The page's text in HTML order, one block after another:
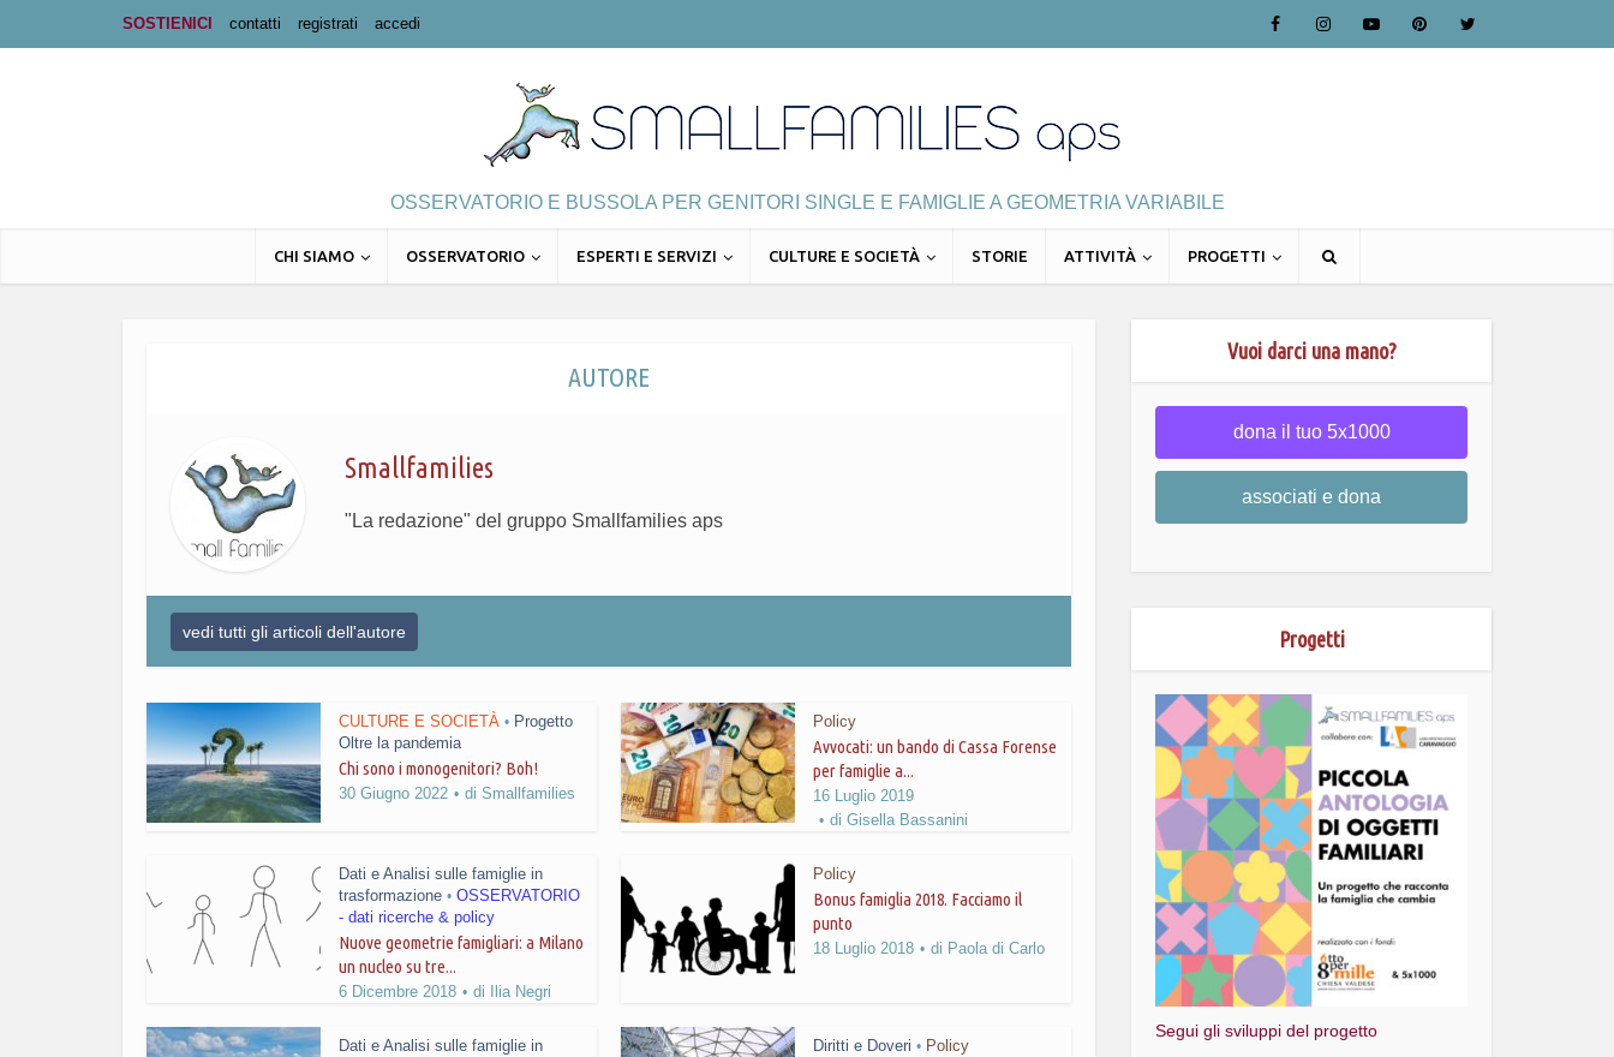
SOSTIENICI contatti registrati accedi
OSSERVATORIO E BUSSOLA PER GENITORI SINGLE E FAMIGLIE A GEOMETRIA VARIABILE
CHI SIAMO OSSERVATORIO ESPERTI E SERVIZI CULTURE E SOCIETÀ STORIE ATTIVITÀ PROGETTI
AUTORE
Smallfamilies
"La redazione" del gruppo Smallfamilies aps
vedi tutti gli articoli dell'autore
CULTURE E SOCIETÀ • Progetto
Oltre la pandemia
Chi sono i monogenitori? Boh!
30 Giugno 2022 di Smallfamilies
Policy
Avvocati: un bando di Cassa Forense
per famiglie a...
16 Luglio 2019
di Gisella Bassanini
Dati e Analisi sulle famiglie in
trasformazione • OSSERVATORIO
- dati ricerche & policy
Nuove geometrie famigliari: a Milano
un nucleo su tre...
6 Dicembre 2018 di Ilia Negri
Policy
Bonus famiglia 2018. Facciamo il
punto
18 Luglio 2018 di Paola di Carlo
Dati e Analisi sulle famiglie in
Diritti e Doveri • Policy
Vuoi darci una mano?
dona il tuo 5x1000
associati e dona
Progetti
Segui gli sviluppi del progetto